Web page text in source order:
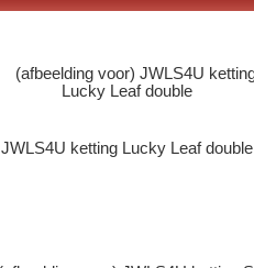
JWLS4U ketting Lucky Leaf double